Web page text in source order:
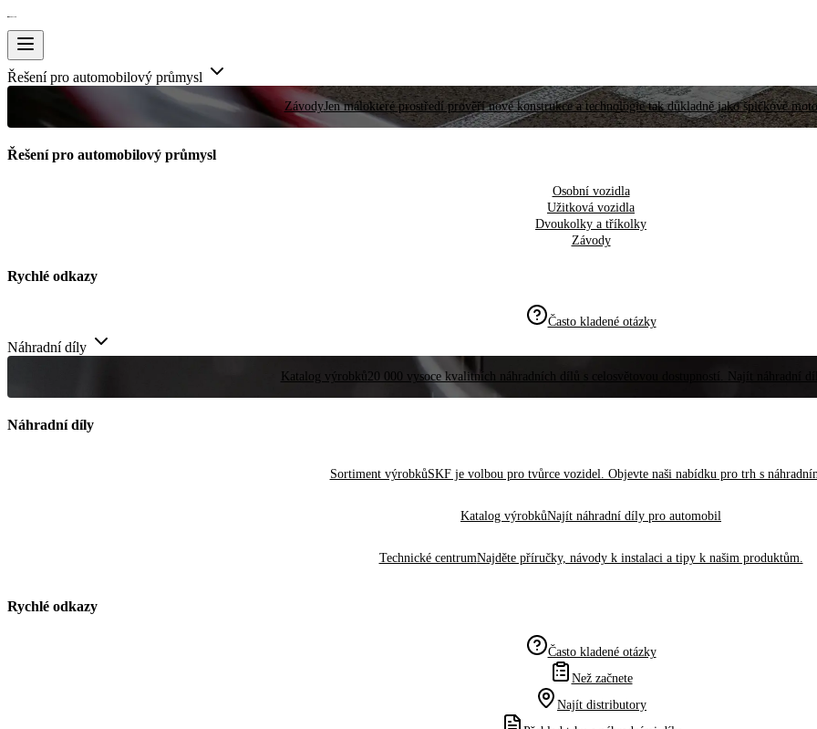
Řešení pro automobilový průmysl
ZávodyJen málokteré prostředí prověří nové konstrukce a technologie tak důkladně jako špičkové
Řešení pro automobilový průmysl
Osobní vozidla
Užitková vozidla
Dvoukolky a tříkolky
Závody
Rychlé odkazy
Často kladené otázky
Náhradní díly
Katalog výrobků20 000 vysoce kvalitních náhradních dílů s celosvětovou dostupností. Najít náhradní
Náhradní díly
Sortiment výrobkůSKF je volbou pro tvůrce vozidel. Objevte naši nabídku pro trh s
Katalog výrobkůNajít náhradní díly pro automobil
Technické centrumNajděte příručky, návody k instalaci a tipy k našim produktům.
Rychlé odkazy
Často kladené otázky
Než začnete
Najít distributory